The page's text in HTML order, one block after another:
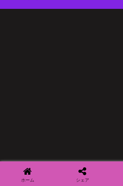
ホーム シェア